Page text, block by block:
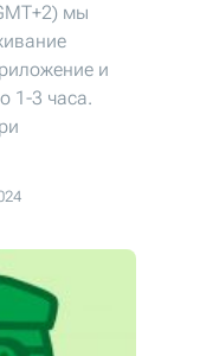
мы
и
1-3 часа.